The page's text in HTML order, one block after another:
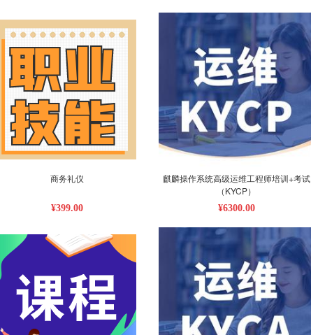
商务礼仪
¥399.00
麒麟操作系统高级运维工程师培训+考试
（KYCP）
¥6300.00